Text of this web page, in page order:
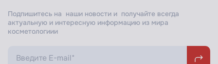
Подпишитесь на наши новости и получайте всегда
актуальную и интересную информацию из мира
косметологиии